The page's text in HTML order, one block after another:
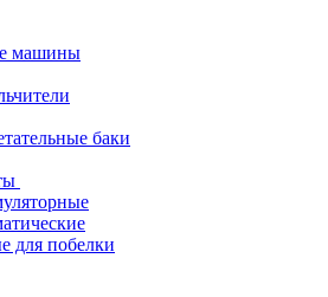
машины
баки
для побелки